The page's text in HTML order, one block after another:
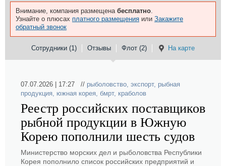
Внимание, компания размещена бесплатно.
Узнайте о плюсах платного размещения или Закажите
обратный звонок
Сотрудники (1) Отзывы Флот (2) На карте
07.07.2026 | 17:27 // рыболовство, экспорт, рыбная
продукция, южная корея, бмрт, краболов
Реестр российских поставщиков
рыбной продукции в Южную
Корею пополнили шесть судов
Министерство морских дел и рыболовства Республики
Корея пополнило список российских предприятий и